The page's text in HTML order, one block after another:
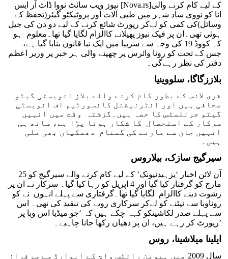
نیوز ویب سائٹ نووا ڈاٹ آر ایس [Nova.rs]کے لیے کام کرنے والی
انا کو نووی ساد شہر میں طبی آلات اور پروٹیکٹو گیئر(تحفظ کے
وسائل)کی کمی کو لےکر رپورٹ شائع کرنے کے لیے دو دن کی جیل
ہوئی تھی۔ان پر فیک نیوز پھیلانے کاالزام لگایا گیا تھا۔معلوم ہو
کہ کووڈ 19 کی وجہ سے سربیا میں ایک نیا قانون بنایا گیا ہے،
جس کے تحت کو رونا وائرس پر چھپنے والی ہر خبر پر وزیر اعظم
دفتر کی نظر رہےگی۔
بلاززگاگا، سلووینیا
فری لانس کے بطور کام کرنے والے بلاز انویسٹی گیٹو
صحافی ہیں اور انٹرنیشنل کانسورٹیم آف انویسٹی
گیٹو جرنلسٹس کا حصہ ہیں۔گزشتہ وقت میں انہیں
سرکار کے استحصال کا شکار ہونا پڑا ہے، ساتھ ہی
انہیں جان سے مارنے کی گمنام دھمکیاں بھی ملی
ہیں۔
سیرگیج سازک، بیلاروس
آن لائن اخبار ‘یزہیدنیونک’ کے لیے کام کرنے والے سیرگیج کو 25
مارچ کو گرفتار کیا گیا اور 4 اپریل کو رہا کیا گیا۔ سرکار نے ان پر
رشوت دینے کاالزام لگایا گیا تھا۔گرفتاری سے پہلے انہوں نے کو
روناوبا سے نپٹنے کو لےکر سرکاری رویے کی تنقید کی تھی۔ اس
سے پہلے صدر لکاشینکو کہہ چکے ہیں کہ ‘جو میڈیا اس وبا پر
رپورٹ کر رہے ہیں، ان پر دھیان رکھا جانا چاہیے۔’
ایلینا میلاشینا، روس
سال 2009 میں ہیومن رائٹس واچ کے ایوارڈ سے سرفراز